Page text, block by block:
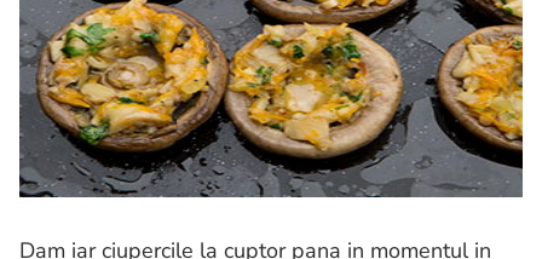
Dam iar ciupercile la cuptor pana in momentul in